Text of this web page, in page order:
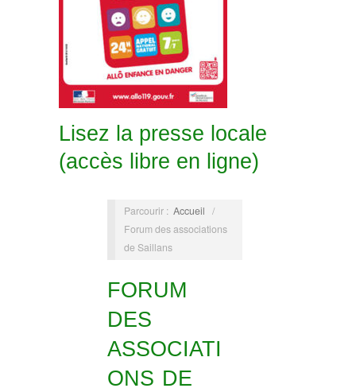
Lisez la presse locale
(accès libre en ligne)
Parcourir : Accueil /
Forum des associations
de Saillans
FORUM
DES
ASSOCIATI
ONS DE